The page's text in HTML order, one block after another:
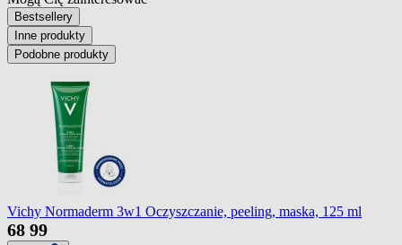
Bestsellery
Inne produkty
Podobne produkty
Vichy Normaderm 3w1 Oczyszczanie, peeling, maska, 125 ml
68 99